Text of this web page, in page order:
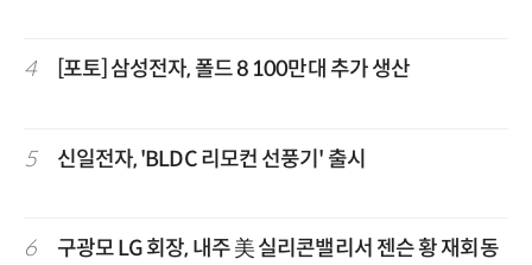
4 [포토] 삼성전자, 폴드 8 100만대 추가 생산
5 신일전자, 'BLDC 리모컨 선풍기' 출시
6 구광모 LG 회장, 내주 美 실리콘밸리서 젠슨 황 재회동